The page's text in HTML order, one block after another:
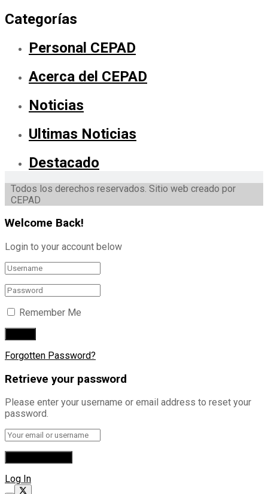
Categorías
Personal CEPAD
Acerca del CEPAD
Noticias
Ultimas Noticias
Destacado
Todos los derechos reservados. Sitio web creado por
CEPAD
Welcome Back!
Login to your account below
Remember Me
Forgotten Password?
Retrieve your password
Please enter your username or email address to reset your
password.
Log In